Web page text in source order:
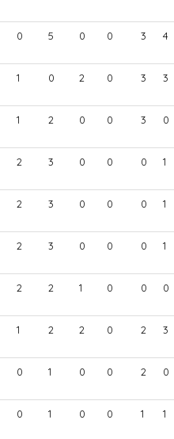
0 5 0 0 3 4
1 0 2 0 3 3
1 2 0 0 3 0
2 3 0 0 0 1
2 3 0 0 0 1
2 3 0 0 0 1
2 2 1 0 0 0
1 2 2 0 2 3
0 1 0 0 2 0
0 1 0 0 1 1